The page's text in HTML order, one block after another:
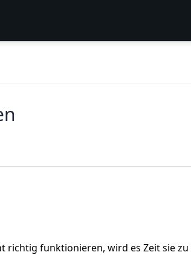
richtig funktionieren, wird es Zeit sie zu